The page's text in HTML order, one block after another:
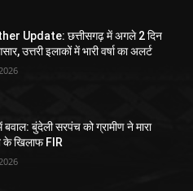
Update: छत्तीसगढ़ में अगले 2 दिन
उत्तरी इलाकों में भारी वर्षा का अलर्ट
बवाल: बुंदेली सरपंच को ग्रामीण ने मारा
के खिलाफ FIR